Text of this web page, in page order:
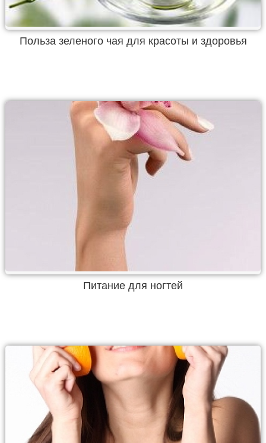
Польза зеленого чая для красоты и здоровья
Питание для ногтей